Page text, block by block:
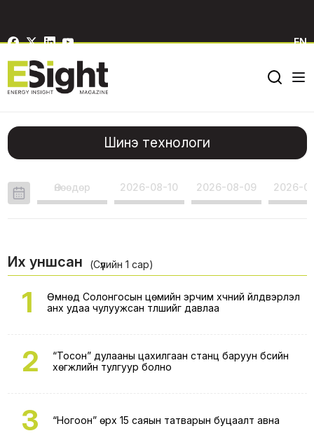
EN
Шинэ технологи
Өнөөдөр 2026-08-10 2026-08-09 2026-
Их уншсан (Сүүлийн 1 сар)
1
Өмнөд Солонгосын цөмийн эрчим хүчний үйлдвэрлэл
анх удаа чулуужсан түлшийг давлаа
2
“Тосон” дулааны цахилгаан станц баруун бүсийн
хөгжлийн тулгуур болно
3 “Ногоон” өрх 15 саяын татварын буцаалт авна